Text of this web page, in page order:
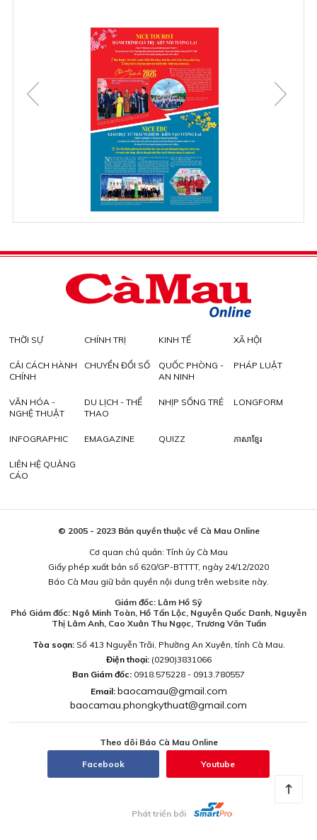
THỜI SỰ CHÍNH TRỊ KINH TẾ XÃ HỘI
CẢI CÁCH HÀNH
CHÍNH
CHUYỂN ĐỔI SỐ
QUỐC PHÒNG -
AN NINH
PHÁP LUẬT
VĂN HÓA -
NGHỆ THUẬT
DU LỊCH - THỂ
THAO
NHỊP SỐNG TRẺ LONGFORM
INFOGRAPHIC EMAGAZINE QUIZZ ភាសាខ្មែរ
LIÊN HỆ QUẢNG
CÁO
© 2005 - 2023 Bản quyền thuộc về Cà Mau Online
Cơ quan chủ quản: Tỉnh ủy Cà Mau
Giấy phép xuất bản số 620/GP-BTTTT, ngày 24/12/2020
Báo Cà Mau giữ bản quyền nội dung trên website này.
Giám đốc: Lâm Hồ Sỹ
Phó Giám đốc: Ngô Minh Toàn, Hồ Tấn Lộc, Nguyễn Quốc Danh, Nguyễn
Thị Lâm Anh, Cao Xuân Thu Ngọc, Trương Văn Tuấn
Tòa soạn:Số 413 Nguyễn Trãi, Phường An Xuyên, tỉnh Cà Mau.
Điện thoại: (0290)3831066
Ban Giám đốc: 0918.575228 - 0913.780557
Email: baocamau@gmail.com
baocamau.phongkythuat@gmail.com
Theo dõi Báo Cà Mau Online
Facebook Youtube
Phát triển bởi